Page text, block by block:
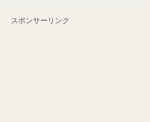
スポンサーリンク